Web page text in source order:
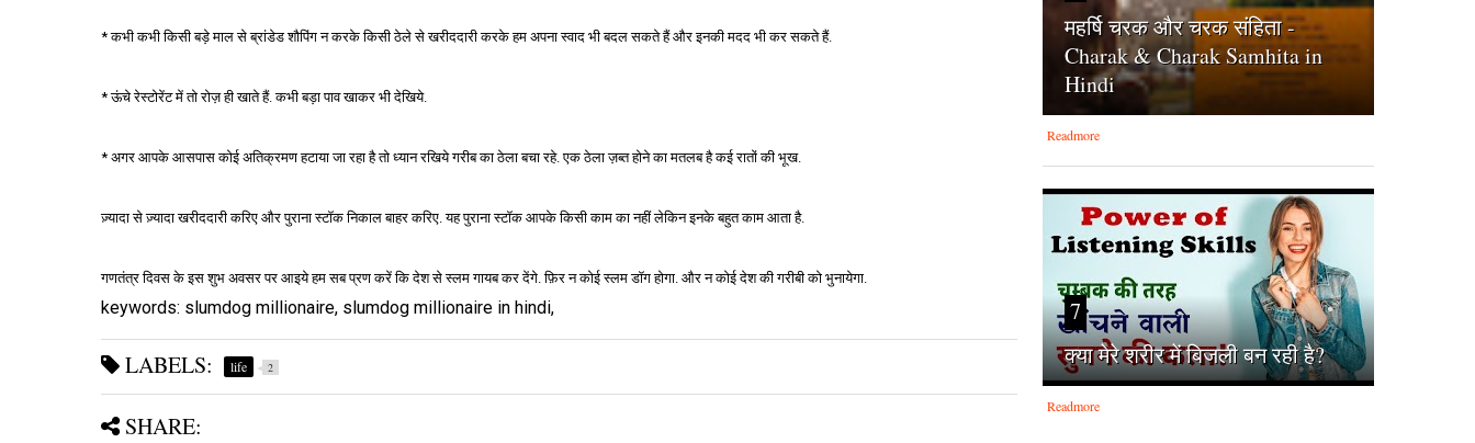
* कभी कभी किसी बड़े माल से ब्रांडेड शौपिंग न करके किसी ठेले से खरीददारी करके हम अपना स्वाद भी बदल सकते हैं और इनकी मदद भी कर सकते हैं.
* ऊंचे रेस्टोरेंट में तो रोज़ ही खाते हैं. कभी बड़ा पाव खाकर भी देखिये.
* अगर आपके आसपास कोई अतिक्रमण हटाया जा रहा है तो ध्यान रखिये गरीब का ठेला बचा रहे. एक ठेला ज़ब्त होने का मतलब है कई रातों की भूख.
ज़्यादा से ज़्यादा खरीददारी करिए और पुराना स्टॉक निकाल बाहर करिए. यह पुराना स्टॉक आपके किसी काम का नहीं लेकिन इनके बहुत काम आता है.
गणतंत्र दिवस के इस शुभ अवसर पर आइये हम सब प्रण करें कि देश से स्लम गायब कर देंगे. फ़िर न कोई स्लम डॉग होगा. और न कोई देश की गरीबी को भुनायेगा.
keywords: slumdog millionaire, slumdog millionaire in hindi,
LABELS: life 2
SHARE:
महर्षि चरक और चरक संहिता -
Charak & Charak Samhita in
Hindi
Readmore
7
क्‍या मेरे शरीर में बिजली बन रही है?
Readmore